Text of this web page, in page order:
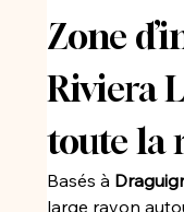
Zone
Riviera
toute la
Basés à
large rayon